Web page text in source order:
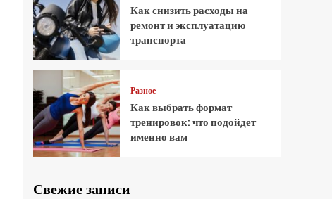
Как снизить расходы на
ремонт и эксплуатацию
транспорта
Разное
Как выбрать формат
тренировок: что подойдет
именно вам
Свежие записи